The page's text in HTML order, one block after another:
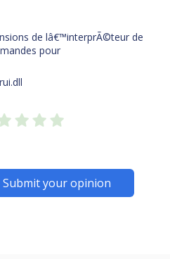
de lâ€™interprÃ©teur de
pour
Submit your opinion